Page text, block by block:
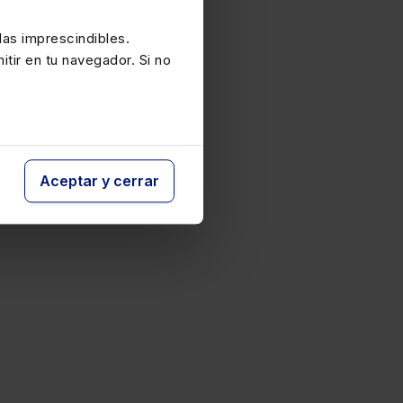
imprescindibles.
en tu navegador. Si no
Aceptar y cerrar